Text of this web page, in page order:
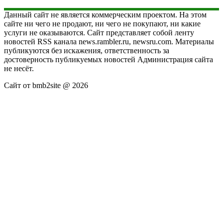
Данный сайт не является коммерческим проектом. На этом
сайте ни чего не продают, ни чего не покупают, ни какие
услуги не оказываются. Сайт представляет собой ленту
новостей RSS канала news.rambler.ru, newsru.com. Материалы
публикуются без искажения, ответственность за
достоверность публикуемых новостей Администрация сайта
не несёт.
Сайт от bmb2site @ 2026